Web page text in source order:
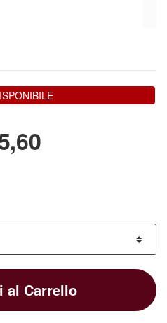
al Carrello